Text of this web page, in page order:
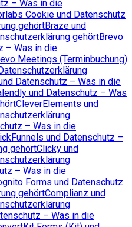
– Was in die
Cookie und Datenschutz
gehörtBraze und
gehörtBrevo
– Was in die
Meetings (Terminbuchung)
Datenschutz – Was in die
und Datenschutz – Was
CleverElements und
– Was in die
und Datenschutz –
gehörtClicky und
– Was in die
Forms und Datenschutz
gehörtComplianz und
– Was in die